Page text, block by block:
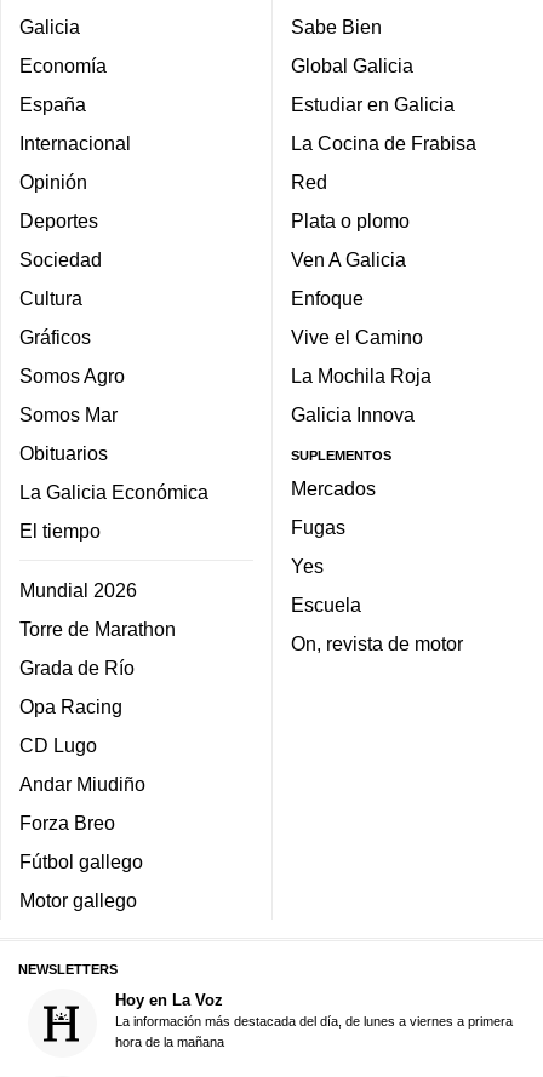
Galicia
Economía
España
Internacional
Opinión
Deportes
Sociedad
Cultura
Gráficos
Somos Agro
Somos Mar
Obituarios
La Galicia Económica
El tiempo
Mundial 2026
Torre de Marathon
Grada de Río
Opa Racing
CD Lugo
Andar Miudiño
Forza Breo
Fútbol gallego
Motor gallego
Sabe Bien
Global Galicia
Estudiar en Galicia
La Cocina de Frabisa
Red
Plata o plomo
Ven A Galicia
Enfoque
Vive el Camino
La Mochila Roja
Galicia Innova
SUPLEMENTOS
Mercados
Fugas
Yes
Escuela
On, revista de motor
NEWSLETTERS
Hoy en La Voz
La información más destacada del día, de lunes a viernes a primera
hora de la mañana